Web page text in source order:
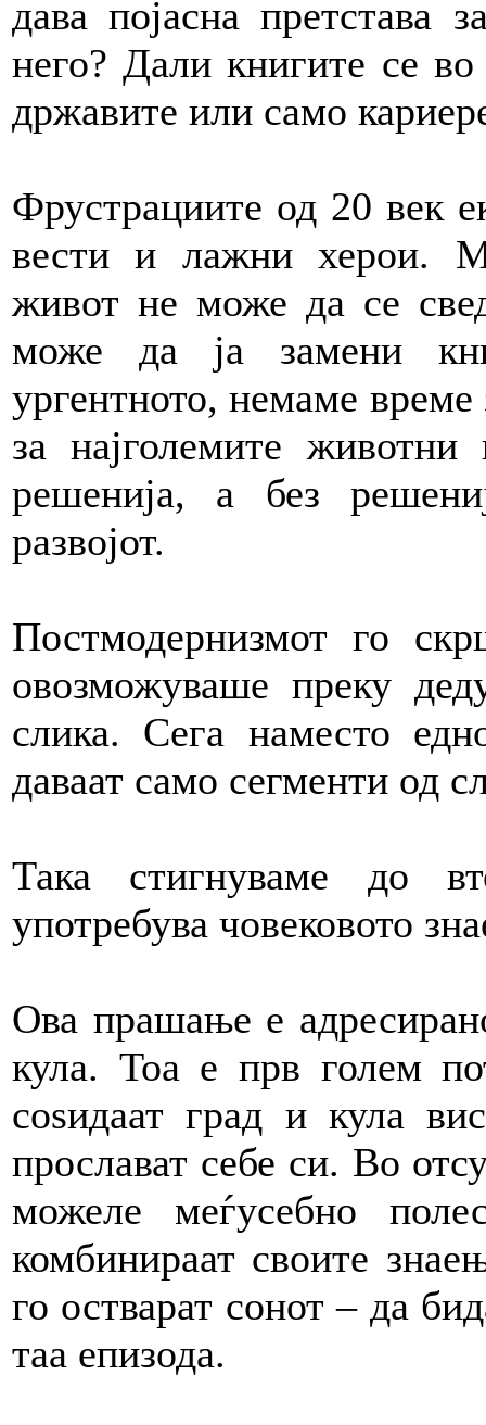
дава појасна претстава
него? Дали книгите се
државите или само
Фрустрациите од 20 век
вести и лажни херои.
живот не може да се
може да ја замени
ургентното, немаме
за најголемите
решенија, а без
развојот.
Постмодернизмот го
овозможуваше преку
слика. Сега наместо
даваат само сегменти од
Така стигнуваме до
употребува човековото
Ова прашање е
кула. Тоа е прв голем
соѕидаат град и кула
прослават себе си. Во
можеле меѓусебно
комбинираат своите
го остварат сонот – да
таа епизода.